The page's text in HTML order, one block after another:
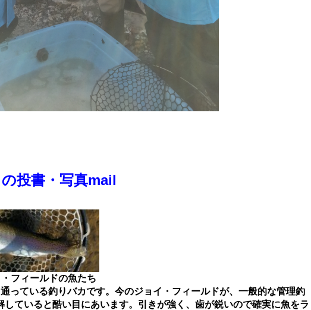
投書・写真mail
フィールドの魚たち
っている釣りバカです。今のジョイ・フィールドが、一般的な管理釣
していると酷い目にあいます。引きが強く、歯が鋭いので確実に魚をラ